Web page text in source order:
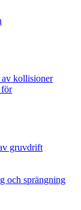
av kollisioner
för
gruvdrift
och sprängning